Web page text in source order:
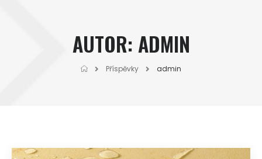
AUTOR: ADMIN
Příspěvky admin